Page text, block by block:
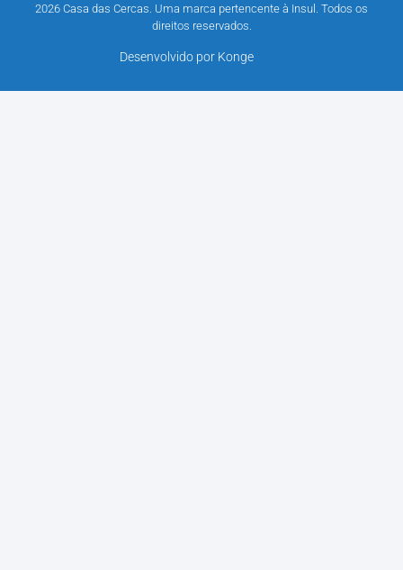
2026 Casa das Cercas. Uma marca pertencente à Insul. Todos os
direitos reservados.
Desenvolvido por Konge